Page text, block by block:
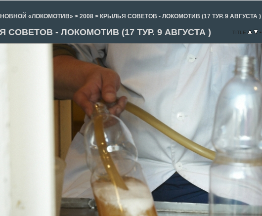
«ЛОКОМОТИВ» > 2008> КРЫЛЬЯ СОВЕТОВ - ЛОКОМОТИВ (17 ТУР. 9 АВГУСТА )
СОВЕТОВ - ЛОКОМОТИВ (17 ТУР. 9 АВГУСТА ) TITLE •